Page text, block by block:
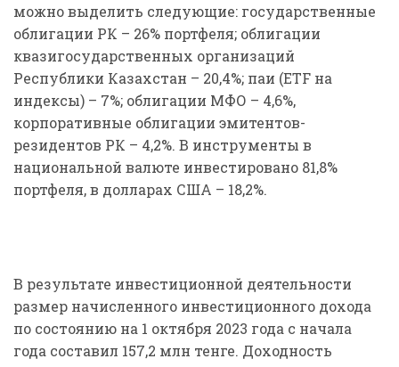
можно выделить следующие: государственные
облигации РК – 26% портфеля; облигации
квазигосударственных организаций
Республики Казахстан – 20,4%; паи (ETF на
индексы) – 7%; облигации МФО – 4,6%,
корпоративные облигации эмитентов-
резидентов РК – 4,2%. В инструменты в
национальной валюте инвестировано 81,8%
портфеля, в долларах США – 18,2%.
В результате инвестиционной деятельности
размер начисленного инвестиционного дохода
по состоянию на 1 октября 2023 года с начала
года составил 157,2 млн тенге. Доходность